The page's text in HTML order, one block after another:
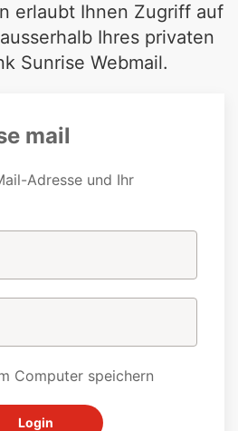
erlaubt Ihnen Zugriff auf
Ihres privaten
Sunrise Webmail.
mail
Adresse und Ihr
Computer speichern